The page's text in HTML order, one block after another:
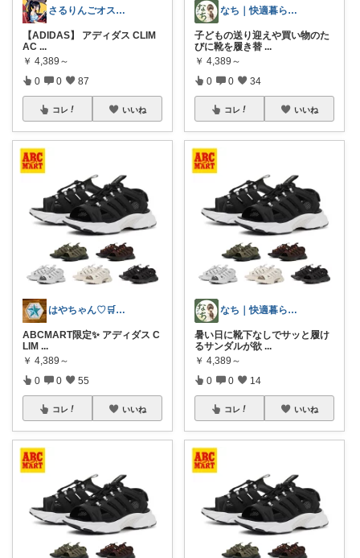
さるりんごオススメちょっとしたプレゼント
【ADIDAS】 アディダス CLIM
AC ...
￥ 4,389～
0 0 87
コレ いいね
はやちゃん♡🛒✨感謝です💖🙏✨
ABCMART限定✨ アディダス C
LIM ...
￥ 4,389～
0 0 55
コレ いいね
なち｜快適暮らし＆アンチエイジング✨
子どもの送り迎えや買い物のた
びに靴を履き替 ...
￥ 4,389～
0 0 34
コレ いいね
なち｜快適暮らし＆アンチエイジング✨
暑い日に靴下なしでサッと履け
るサンダルが欲 ...
￥ 4,389～
0 0 14
コレ いいね